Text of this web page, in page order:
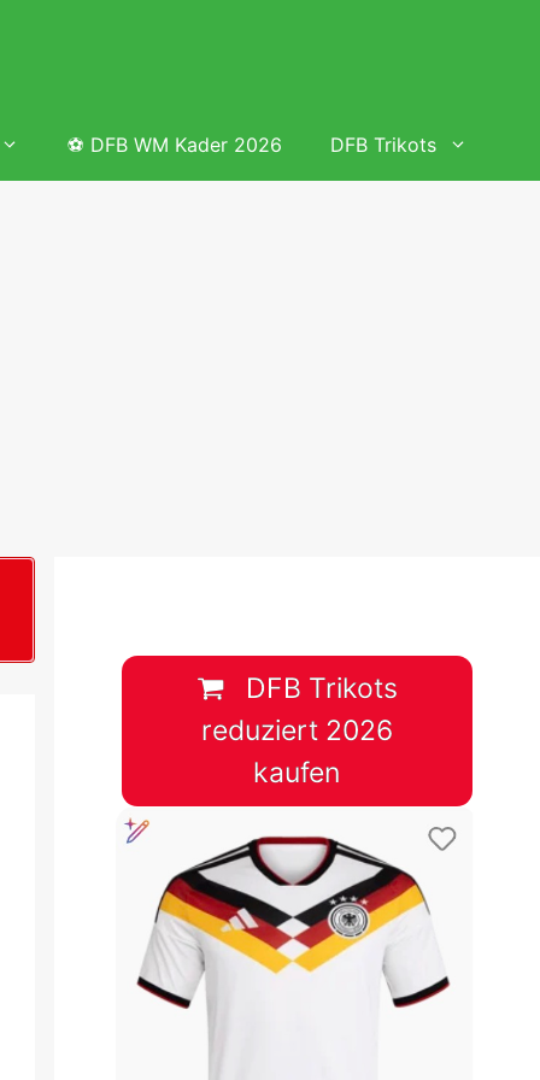
&
&
Tabelle
Tabelle
⚽ DFB WM Kader 2026 DFB Trikots
DFB Trikots
reduziert 2026
kaufen